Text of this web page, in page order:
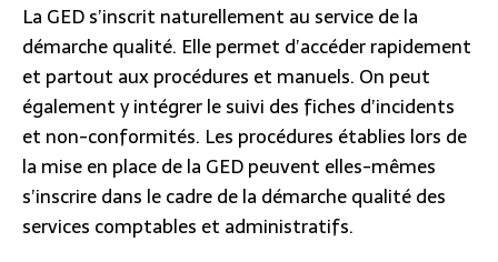
La GED s’inscrit naturellement au service de la
démarche qualité. Elle permet d’accéder rapidement
et partout aux procédures et manuels. On peut
également y intégrer le suivi des fiches d’incidents
et non-conformités. Les procédures établies lors de
la mise en place de la GED peuvent elles-mêmes
s’inscrire dans le cadre de la démarche qualité des
services comptables et administratifs.